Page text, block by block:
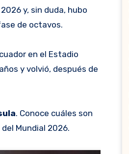
de octavos.
en el Estadio
y volvió, después de
. Conoce cuáles son
Mundial 2026.